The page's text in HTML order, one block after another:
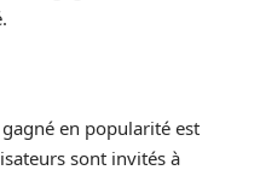
en popularité est
sont invités à